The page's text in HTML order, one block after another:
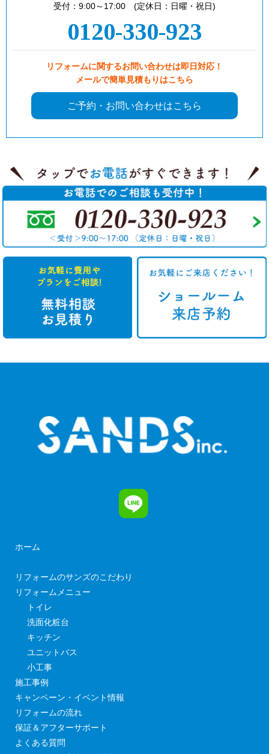
受付：9:00～17:00 (定休日：日曜・祝日)
0120-330-923
リフォームに関するお問い合わせは即日対応！
メールで簡単見積もりはこちら
ご予約・お問い合わせはこちら
ホーム
リフォームのサンズのこだわり
リフォームメニュー
トイレ
洗面化粧台
キッチン
ユニットバス
小工事
施工事例
キャンペーン・イベント情報
リフォームの流れ
保証＆アフターサポート
よくある質問